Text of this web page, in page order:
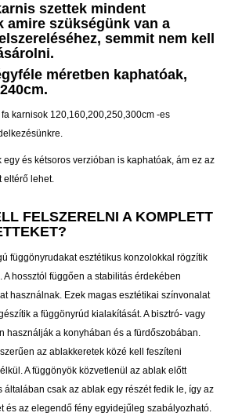
szettek mindent
amire szükségünk van a
semmit nem kell
méretben kaphatóak,
karnisok 120,160,200,250,300cm -es
egy és kétsoros verzióban is kaphatóak, ám ez az
eltérő lehet.
FELSZERELNI A KOMPLETT
függönyrudakat esztétikus konzolokkal rögzítik
A hossztól függően a stabilitás érdekében
használnak. Ezek magas esztétikai színvonalat
a függönyrúd kialakítását. A bisztró- vagy
használják a konyhában és a fürdőszobában.
az ablakkeretek közé kell feszíteni
A függönyök közvetlenül az ablak előtt
általában csak az ablak egy részét fedik le, így az
és az elegendő fény egyidejűleg szabályozható.